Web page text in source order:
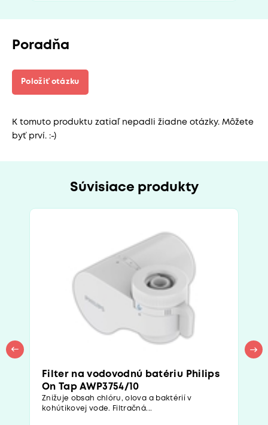
Poradňa
Položiť otázku
K tomuto produktu zatiaľ nepadli žiadne otázky. Môžete
byť prví. :-)
Súvisiace produkty
Filter na vodovodnú batériu Philips
On Tap AWP3754/10
Znižuje obsah chlóru, olova a baktérií v
kohútikovej vode. Filtračná...